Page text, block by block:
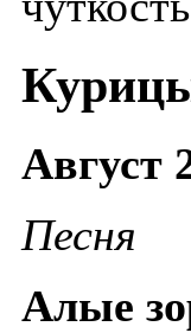
Август
Песня
Алые